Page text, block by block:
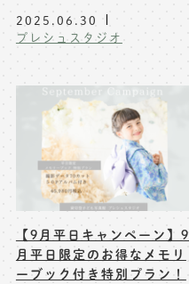
2025.06.30
プレシュスタジオ
【9月平日キャンペーン】9
月平日限定のお得なメモリ
ーブック付き特別プラン！